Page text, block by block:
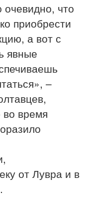
что
приобрести
а вот с
явные
–
во время
от Лувра и в